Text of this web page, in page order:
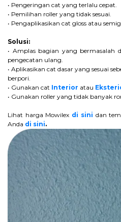
• Pengeringan cat yang terlalu cepat.
• Pemilihan roller yang tidak sesuai.
• Pengaplikasikan cat gloss atau
Solusi:
• Amplas bagian yang bermasalah
pengecatan ulang.
• Aplikasikan cat dasar yang sesuai
berpori.
• Gunakan cat Interior atau
• Gunakan roller yang tidak banyak
Lihat harga Mowilex di sini dan
Anda di sini.